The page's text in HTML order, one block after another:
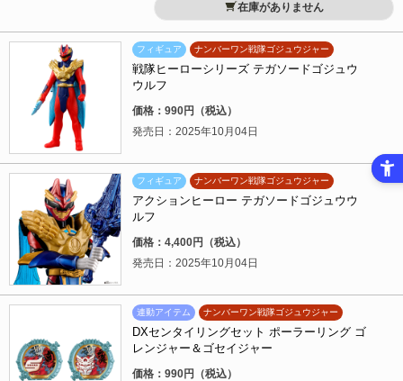
在庫がありません
フィギュア ナンバーワン戦隊ゴジュウジャー
戦隊ヒーローシリーズ テガソードゴジュウ
ウルフ
価格：990円（税込）
発売日：2025年10月04日
フィギュア ナンバーワン戦隊ゴジュウジャー
アクションヒーロー テガソードゴジュウウ
ルフ
価格：4,400円（税込）
発売日：2025年10月04日
連動アイテム ナンバーワン戦隊ゴジュウジャー
DXセンタイリングセット ポーラーリング ゴ
レンジャー＆ゴセイジャー
価格：990円（税込）